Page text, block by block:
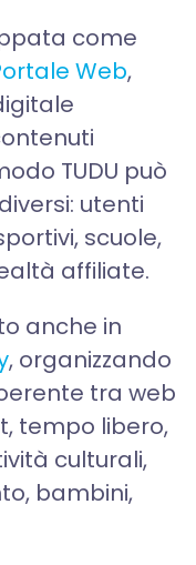
come
Web,
TUDU può
utenti
scuole,
affiliate.
anche in
, organizzando
tra web
tempo libero,
culturali,
bambini,